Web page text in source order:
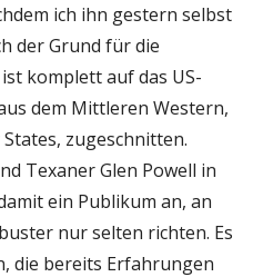
ich ihn gestern selbst
der Grund für die
komplett auf das US-
dem Mittleren Western,
zugeschnitten.
Texaner Glen Powell in
ein Publikum an, an
nur selten richten. Es
die bereits Erfahrungen